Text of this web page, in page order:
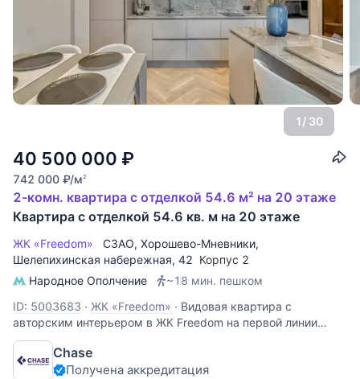
1/ 30
40 500 000 ₽
742 000 ₽/м2
2-комн. квартира с отделкой 54.6 м² на 20 этаже
Квартира с отделкой 54.6 кв. м на 20 этаже
ЖК «Freedom» СЗАО, Хорошево-Мневники,
Шелепихинская набережная, 42 Корпус 2
Народное Ополчение
~18 мин. пешком
ID: 5003683 · ЖК «Freedom» · Видовая квартира с
авторским интерьером в ЖК Freedom на первой линии
Москвы-реки. Из окон открываются панорамные виды на
воду, набережную и впечатляющие закаты. Продуманная
планировка включает просторную кухню-гостиную с
Chase
Получена аккредитация